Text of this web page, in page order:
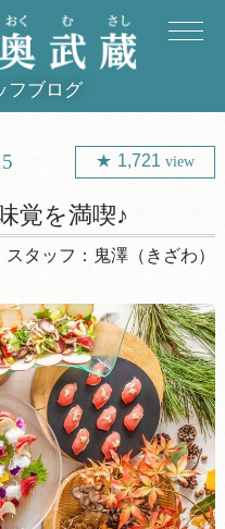
フブログ
1,721view
覚を満喫♪
スタッフ： 鬼澤（きざわ）